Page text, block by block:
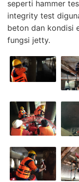
seperti hammer
integrity test
beton dan kondisi
fungsi jetty.